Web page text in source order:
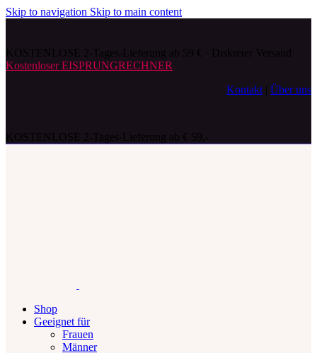
Skip to navigation Skip to main content
Kostenloser EISPRUNGRECHNER
Kontakt
Über uns
Shop
Geeignet für
Frauen
Männer